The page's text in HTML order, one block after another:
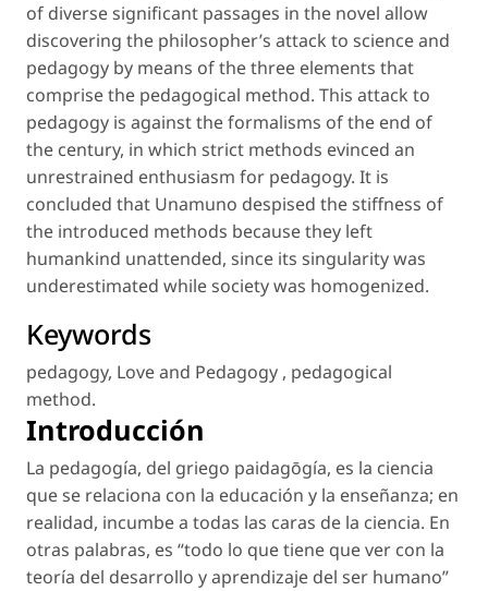
of diverse significant passages in the novel allow
discovering the philosopher’s attack to science and
pedagogy by means of the three elements that
comprise the pedagogical method. This attack to
pedagogy is against the formalisms of the end of
the century, in which strict methods evinced an
unrestrained enthusiasm for pedagogy. It is
concluded that Unamuno despised the stiffness of
the introduced methods because they left
humankind unattended, since its singularity was
underestimated while society was homogenized.
Keywords
pedagogy, Love and Pedagogy , pedagogical
method.
Introducción
La pedagogía, del griego paidagōgía, es la ciencia
que se relaciona con la educación y la enseñanza; en
realidad, incumbe a todas las caras de la ciencia. En
otras palabras, es “todo lo que tiene que ver con la
teoría del desarrollo y aprendizaje del ser humano”